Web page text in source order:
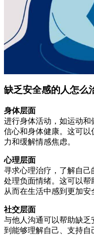
缺乏安全感的人怎么
身体层面
进行身体活动，如运动和
信心和身体健康。这可
力和缓解情感焦虑。
心理层面
寻求心理治疗，了解自
处理负面情绪。这可以帮
从而在生活中感到更加安
社交层面
与他人沟通可以帮助缺
到能够理解自己、支持